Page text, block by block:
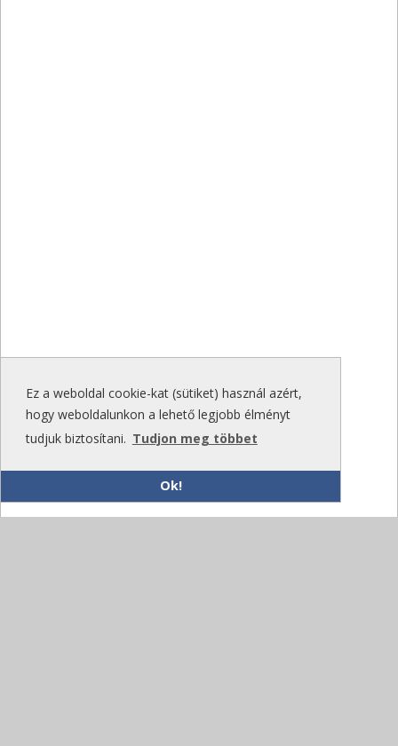
Ez a weboldal cookie-kat (sütiket) használ azért,
hogy weboldalunkon a lehető legjobb élményt
tudjuk biztosítani. Tudjon meg többet
Ok!